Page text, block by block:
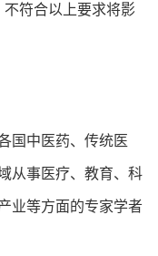
不符合以上要求将影
国中医药、传统医
从事医疗、教育、科
业等方面的专家学者